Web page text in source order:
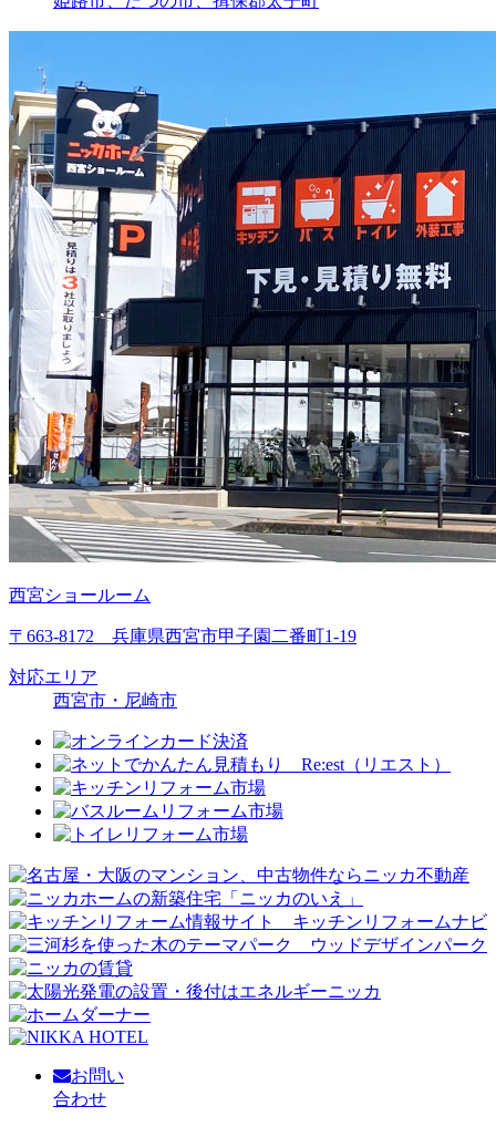
西宮ショールーム
〒663-8172 兵庫県西宮市甲子園二番町1-19
対応エリア
西宮市・尼崎市
お問い
合わせ